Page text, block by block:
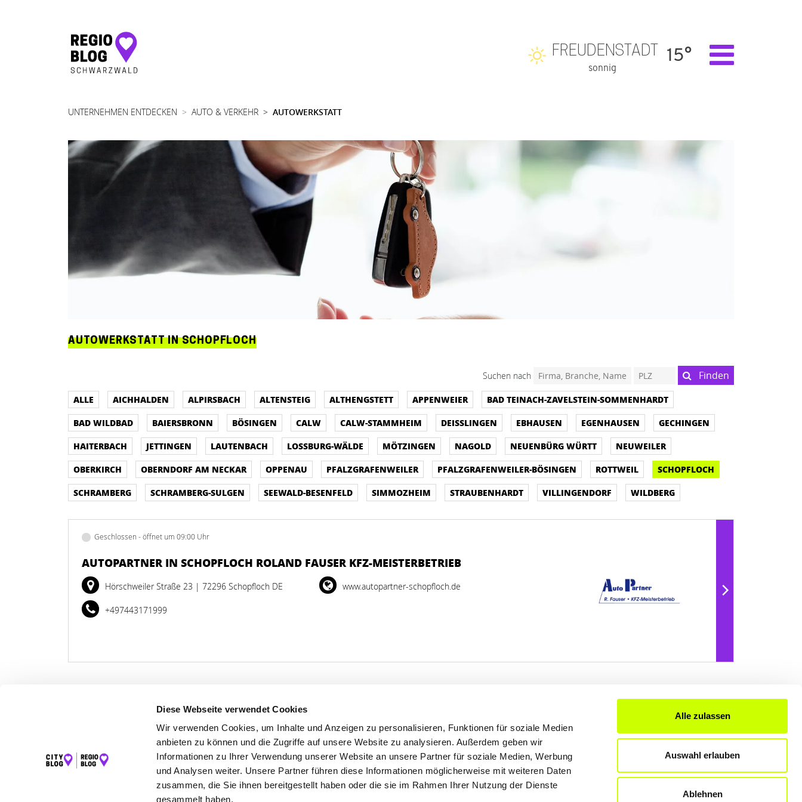
Diese Webseite verwendet Cookies
Wir verwenden Cookies, um Inhalte und Anzeigen zu personalisieren, Funktionen für soziale Medien
anbieten zu können und die Zugriffe auf unsere Website zu analysieren. Außerdem geben wir
Informationen zu Ihrer Verwendung unserer Website an unsere Partner für soziale Medien, Werbung
und Analysen weiter. Unsere Partner führen diese Informationen möglicherweise mit weiteren Daten
zusammen, die Sie ihnen bereitgestellt haben oder die sie im Rahmen Ihrer Nutzung der Dienste
gesammelt haben.
Alle zulassen
Auswahl erlauben
Ablehnen
Hauptnavigation
FREUDENSTADT
sonnig
15°
UNTERNEHMEN ENTDECKEN AUTO & VERKEHR AUTOWERKSTATT
AUTOWERKSTATT IN SCHOPFLOCH
Suchen nach Finden
ALLE AICHHALDEN ALPIRSBACH ALTENSTEIG ALTHENGSTETT APPENWEIER
BAD TEINACH-ZAVELSTEIN-SOMMENHARDT
BAD WILDBAD
BAIERSBRONN BÖSINGEN CALW CALW-STAMMHEIM DEISSLINGEN EBHAUSEN EGENHAUSEN
GECHINGEN
HAITERBACH
JETTINGEN LAUTENBACH LOSSBURG-WÄLDE MÖTZINGEN NAGOLD NEUENBÜRG WÜRTT
NEUWEILER
OBERKIRCH
OBERNDORF AM NECKAR OPPENAU PFALZGRAFENWEILER PFALZGRAFENWEILER-BÖSINGEN ROTTWEIL
SCHOPFLOCH
SCHRAMBERG
SCHRAMBERG-SULGEN SEEWALD-BESENFELD SIMMOZHEIM STRAUBENHARDT VILLINGENDORF WILDBERG
Geschlossen - öffnet um 09:00 Uhr
AUTOPARTNER IN SCHOPFLOCH ROLAND FAUSER KFZ-MEISTERBETRIEB
Hörschweiler Straße 23 | 72296 Schopfloch DE
+497443171999
www.autopartner-schopfloch.de
LET'S CONNECT
Kontakt
SERVICE
WhatsApp
0800 0057425
Produkte & Lösungen